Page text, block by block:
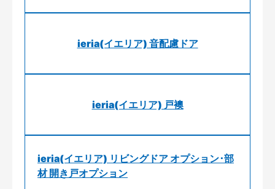
ieria(イエリア) 音配慮ドア
ieria(イエリア) 戸襖
ieria(イエリア) リビングドア オプション･部
材 開き戸オプション